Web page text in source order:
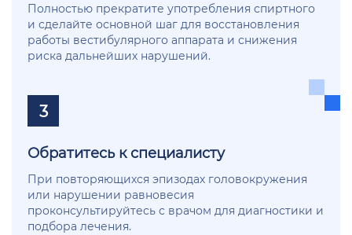
Полностью прекратите употребления спиртного
и сделайте основной шаг для восстановления
работы вестибулярного аппарата и снижения
риска дальнейших нарушений.
3
Обратитесь к специалисту
При повторяющихся эпизодах головокружения
или нарушении равновесия
проконсультируйтесь с врачом для диагностики и
подбора лечения.